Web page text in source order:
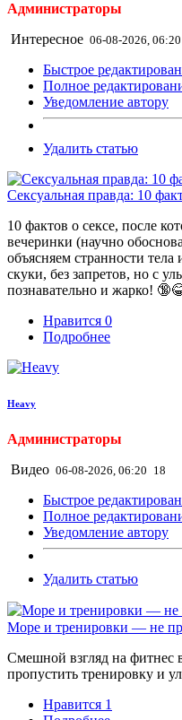
Администраторы
Интересное 06-08-2026, 06:20
Быстрое
Полное
Уведомление автору
Удалить статью
Сексуальная правда: 10
10 фактов о сексе, после
вечеринки (научно
объясняем странности
скуки, без запретов, но с
познавательно и жарко!
Нравится 0
Подробнее
Heavy
Администраторы
Видео 06-08-2026, 06:20 18
Быстрое
Полное
Уведомление автору
Удалить статью
Море и тренировки — не
Смешной взгляд на фитнес
пропустить тренировку и
Нравится 1